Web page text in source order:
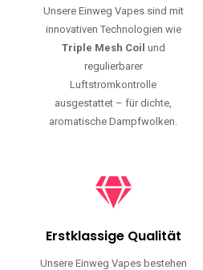
Unsere Einweg Vapes sind mit
innovativen Technologien wie
Triple Mesh Coil und
regulierbarer
Luftstromkontrolle
ausgestattet – für dichte,
aromatische Dampfwolken.
Erstklassige Qualität
Unsere Einweg Vapes bestehen